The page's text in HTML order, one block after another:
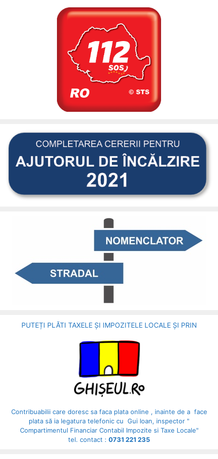
PUTEȚI PLĂTI TAXELE ȘI IMPOZITELE LOCALE ȘI PRIN
Contribuabilii care doresc sa faca plata online , inainte de a face
plata să ia legatura telefonic cu Gui Ioan, inspector "
Compartimentul Financiar Contabil Impozite si Taxe Locale"
tel. contact : 0731 221 235